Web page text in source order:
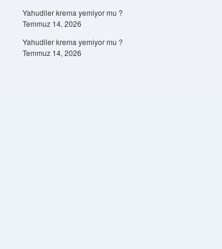
Yahudiler krema yemiyor mu ?
Temmuz 14, 2026
Yahudiler krema yemiyor mu ?
Temmuz 14, 2026